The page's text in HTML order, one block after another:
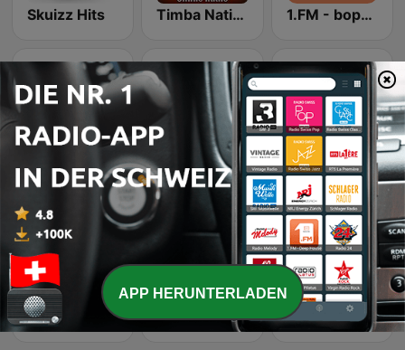
Skuizz Hits Timba Nation Radio 1.FM - bops & vibes
1.FM - Y2K 1.FM - Our n B
Radio Bus Baraza Radio TV 1.FM - Calming Piano
APP HERUNTERLADEN